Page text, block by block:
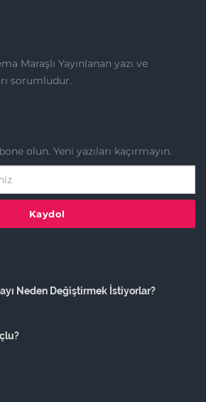
Maraşlı Yayınlanan yazı ve
sorumludur.
olun. Yeni yazıları kaçırmayın.
Kaydol
Neden Değiştirmek İstiyorlar?